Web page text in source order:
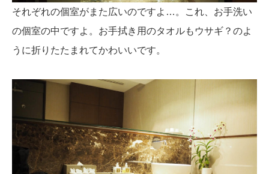
それぞれの個室がまた広いのですよ…。これ、お手洗い
の個室の中ですよ。お手拭き用のタオルもウサギ？のよ
うに折りたたまれてかわいいです。